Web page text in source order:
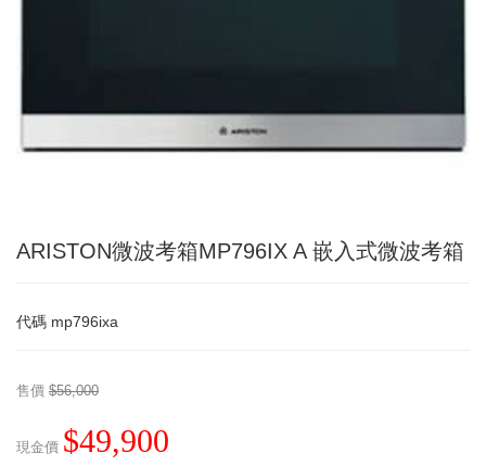
ARISTON微波考箱MP796IX A 嵌入式微波考箱
代碼 mp796ixa
售價 $56,000
現金價 $49,900